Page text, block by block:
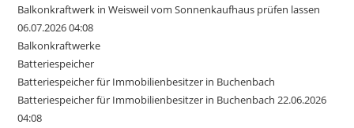
Balkonkraftwerk in Weisweil vom Sonnenkaufhaus prüfen lassen
06.07.2026 04:08
Balkonkraftwerke
Batteriespeicher
Batteriespeicher für Immobilienbesitzer in Buchenbach
Batteriespeicher für Immobilienbesitzer in Buchenbach 22.06.2026
04:08